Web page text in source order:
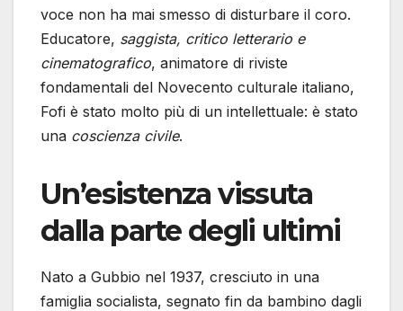
voce non ha mai smesso di disturbare il coro.
Educatore, saggista, critico letterario e
cinematografico, animatore di riviste
fondamentali del Novecento culturale italiano,
Fofi è stato molto più di un intellettuale: è stato
una coscienza civile.
Un’esistenza vissuta
dalla parte degli ultimi
Nato a Gubbio nel 1937, cresciuto in una
famiglia socialista, segnato fin da bambino dagli